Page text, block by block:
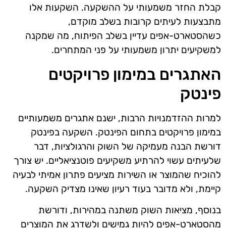
קבלת החזר משמעותי על ההשקעה. השקעות אלו
מתבצעות לעיתים קרובות בשלב מוקדם,
כשהסטארט-אפים עדיין בשלב הפיתוח, מה שמקנה
למשקיעים יתרון משמעותי על פני המתחרים.
האתגרים במימון פרויקטים
פינטק
למרות ההזדמנויות הרבות, ישנם אתגרים משמעותיים
במימון פרויקטים בתחום הפינטק. השקעה בפינטק
דורשת הבנה מעמיקה של השוק והרגולציות, דבר
שלעיתים עשוי להרתיע משקיעים פוטנציאליים. יש צורך
להוכיח שהמוצר או השירות מציעים פתרון אמיתי לבעיה
קיימת, ולא מדובר בעוד רעיון שאינו מצדיק השקעה.
בנוסף, מציאות השוק משתנה במהירות, ודורשת
מהסטארט-אפים להיות גמישים ולשדרג את המוצרים